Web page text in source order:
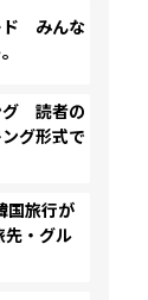
ド みんな
グ 読者の
グ形式で
旅行が
先・グル